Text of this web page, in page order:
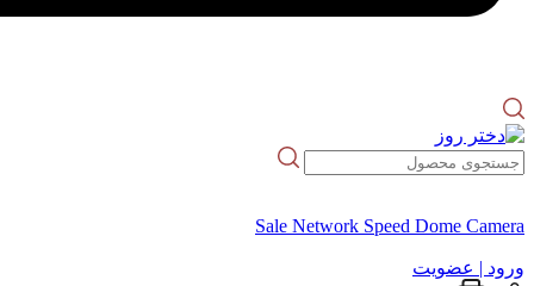
Sale Network Speed Dome Camera
ورود | عضویت